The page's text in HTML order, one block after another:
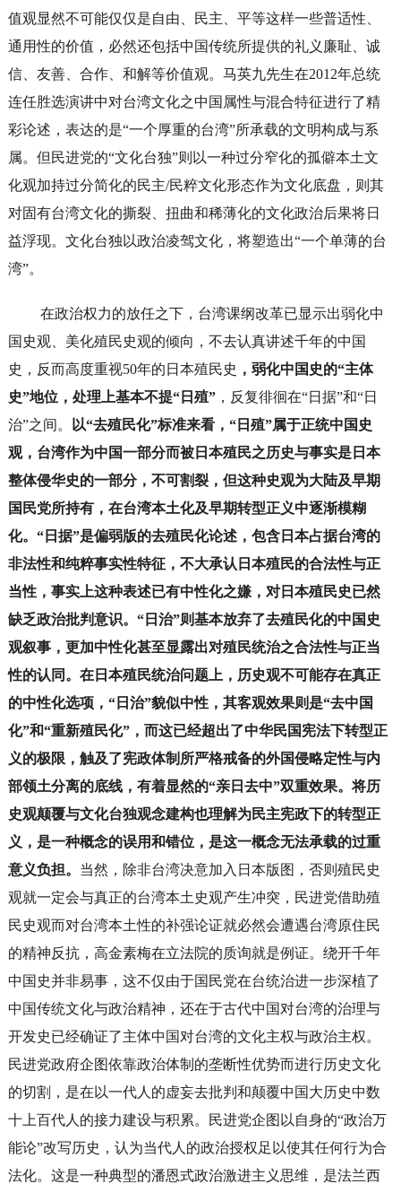
值观显然不可能仅仅是自由、民主、平等这样一些普适性、
通用性的价值，必然还包括中国传统所提供的礼义廉耻、诚
信、友善、合作、和解等价值观。马英九先生在2012年总统
连任胜选演讲中对台湾文化之中国属性与混合特征进行了精
彩论述，表达的是“一个厚重的台湾”所承载的文明构成与系
属。但民进党的“文化台独”则以一种过分窄化的孤僻本土文
化观加持过分简化的民主/民粹文化形态作为文化底盘，则其
对固有台湾文化的撕裂、扭曲和稀薄化的文化政治后果将日
益浮现。文化台独以政治凌驾文化，将塑造出“一个单薄的台
湾”。
在政治权力的放任之下，台湾课纲改革已显示出弱化中
国史观、美化殖民史观的倾向，不去认真讲述千年的中国
史，反而高度重视50年的日本殖民史 ，弱化中国史的“主体
史”地位，处理上基本不提“日殖” ，反复徘徊在“日据”和“日
治”之间。
以“去殖民化”标准来看，“日殖”属于正统中国史
观，台湾作为中国一部分而被日本殖民之历史与事实是日本
整体侵华史的一部分，不可割裂，但这种史观为大陆及早期
国民党所持有，在台湾本土化及早期转型正义中逐渐模糊
化。“日据”是偏弱版的去殖民化论述，包含日本占据台湾的
非法性和纯粹事实性特征，不大承认日本殖民的合法性与正
当性，事实上这种表述已有中性化之嫌，对日本殖民史已然
缺乏政治批判意识。“日治”则基本放弃了去殖民化的中国史
观叙事，更加中性化甚至显露出对殖民统治之合法性与正当
性的认同。在日本殖民统治问题上，历史观不可能存在真正
的中性化选项，“日治”貌似中性，其客观效果则是“去中国
化”和“重新殖民化”，而这已经超出了中华民国宪法下转型正
义的极限，触及了宪政体制所严格戒备的外国侵略定性与内
部领土分离的底线，有着显然的“亲日去中”双重效果。将历
史观颠覆与文化台独观念建构也理解为民主宪政下的转型正
义，是一种概念的误用和错位，是这一概念无法承载的过重
意义负担。 当然，除非台湾决意加入日本版图，否则殖民史
观就一定会与真正的台湾本土史观产生冲突，民进党借助殖
民史观而对台湾本土性的补强论证就必然会遭遇台湾原住民
的精神反抗，高金素梅在立法院的质询就是例证。绕开千年
中国史并非易事，这不仅由于国民党在台统治进一步深植了
中国传统文化与政治精神，还在于古代中国对台湾的治理与
开发史已经确证了主体中国对台湾的文化主权与政治主权。
民进党政府企图依靠政治体制的垄断性优势而进行历史文化
的切割，是在以一代人的虚妄去批判和颠覆中国大历史中数
十上百代人的接力建设与积累。民进党企图以自身的“政治万
能论”改写历史，认为当代人的政治授权足以使其任何行为合
法化。这是一种典型的潘恩式政治激进主义思维，是法兰西